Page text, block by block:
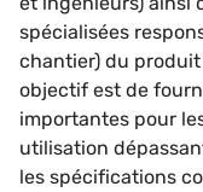
spécialisées
chantier) du
objectif est de
importantes pour
utilisation
les spécifications